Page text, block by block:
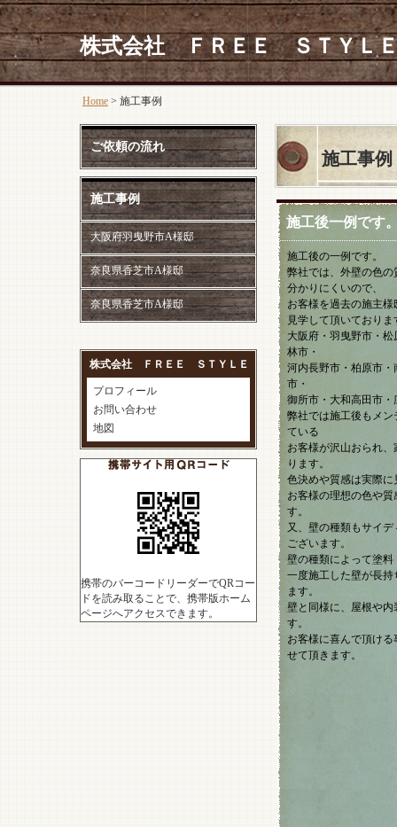
株式会社 ＦＲＥＥ ＳＴＹＬ
Home > 施工事例
施工事例
施工後一例です
施工後の一例です。
弊社では、外壁の色
分かりにくいので、
お客様を過去の施主
見学して頂いておりま
大阪府・羽曳野市・
林市・
河内長野市・柏原市
市・
御所市・大和高田市・
弊社では施工後もメ
ている
お客様が沢山おられ
ります。
色決めや質感は実際
お客様の理想の色や
す。
又、壁の種類もサイ
ございます。
壁の種類によって塗
一度施工した壁が長
ます。
壁と同様に、屋根や
す。
お客様に喜んで頂け
せて頂きます。
ご依頼の流れ
施工事例
大阪府羽曳野市A様邸
奈良県香芝市A様邸
奈良県香芝市A様邸
株式会社 ＦＲＥＥ ＳＴＹＬＥ
プロフィール
お問い合わせ
地図
携帯のバーコードリーダーでQRコー
ドを読み取ることで、携帯版ホーム
ページへアクセスできます。